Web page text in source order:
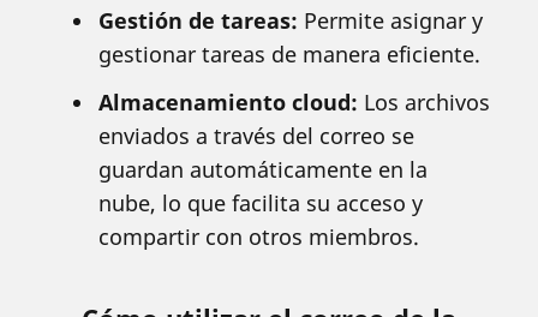
Gestión de tareas: Permite asignar y
gestionar tareas de manera eficiente.
Almacenamiento cloud: Los archivos
enviados a través del correo se
guardan automáticamente en la
nube, lo que facilita su acceso y
compartir con otros miembros.